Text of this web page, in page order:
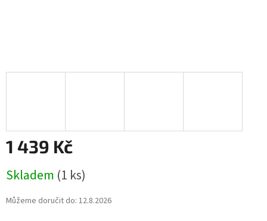
1 439 Kč
cena:
Skladem (1 ks)
Můžeme doručit do: 12.8.2026